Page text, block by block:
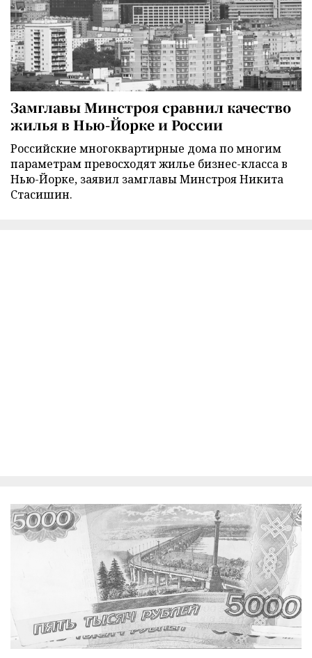
Замглавы Минстроя сравнил качество
жилья в Нью-Йорке и России
Российские многоквартирные дома по многим
параметрам превосходят жилье бизнес-класса в
Нью-Йорке, заявил замглавы Минстроя Никита
Стасишин.